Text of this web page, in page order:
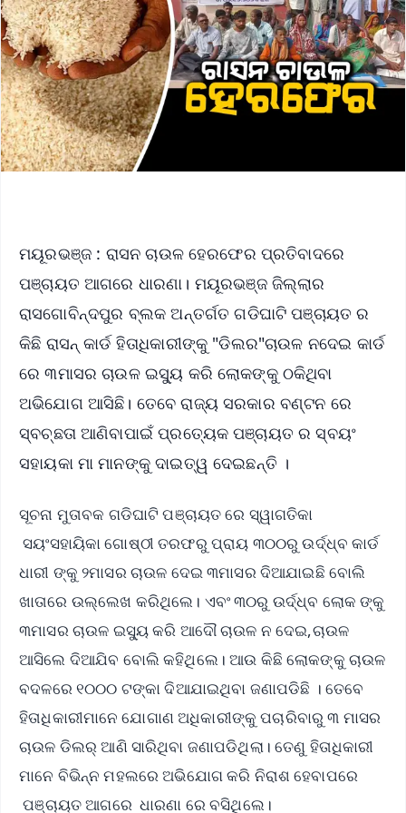
ମୟୂରଭଞ୍ଜ : ରାସନ ଚାଉଳ ହେରଫେର ପ୍ରତିବାଦରେ
ପଞ୍ଚାୟତ ଆଗରେ ଧାରଣା। ମୟୂରଭଞ୍ଜ ଜିଲ୍ଲାର
ରାସଗୋବିନ୍ଦପୁର ବ୍ଲକ ଅନ୍ତର୍ଗତ ଗଡିଘାଟି ପଞ୍ଚାୟତ ର
କିଛି ରାସନ୍ କାର୍ଡ ହିତାଧିକାରୀଙ୍କୁ "ଡିଲର"ଚାଉଳ ନଦେଇ କାର୍ଡ
ରେ ୩ମାସର ଚାଉଳ ଇସ୍ୟୁ କରି ଲୋକଙ୍କୁ ଠକିଥିବା
ଅଭିଯୋଗ ଆସିଛି। ତେବେ ରାଜ୍ୟ ସରକାର ବଣ୍ଟନ ରେ
ସ୍ବଚ୍ଛତା ଆଣିବାପାଇଁ ପ୍ରତ୍ୟେକ ପଞ୍ଚାୟତ ର ସ୍ବୟଂ
ସହାୟକା ମା ମାନଙ୍କୁ ଦାଇତ୍ୱ ଦେଇଛନ୍ତି ।
ସୂଚନା ମୁତାବକ ଗଡିଘାଟି ପଞ୍ଚାୟତ ରେ ସ୍ୱାଗତିକା
ସୟଂସହାୟିକା ଗୋଷ୍ଠୀ ତରଫରୁ ପ୍ରାୟ ୩୦୦ରୁ ଉର୍ଦ୍ଧ୍ବ କାର୍ଡ
ଧାରୀ ଙ୍କୁ ୨ମାସର ଚାଉଳ ଦେଇ ୩ମାସର ଦିଆଯାଇଛି ବୋଲି
ଖାତାରେ ଉଲ୍ଲେଖ କରିଥିଲେ। ଏବଂ ୩୦ରୁ ଉର୍ଦ୍ଧ୍ବ ଲୋକ ଙ୍କୁ
୩ମାସର ଚାଉଳ ଇସ୍ୟୁ କରି ଆଦୌ ଚାଉଳ ନ ଦେଇ,ଚାଉଳ
ଆସିଲେ ଦିଆଯିବ ବୋଲି କହିଥିଲେ। ଆଉ କିଛି ଲୋକଙ୍କୁ ଚାଉଳ
ବଦଳରେ ୧୦୦୦ ଟଙ୍କା ଦିଆଯାଇଥିବା ଜଣାପଡିଛି । ତେବେ
ହିତାଧିକାରୀମାନେ ଯୋଗାଣ ଅଧିକାରୀଙ୍କୁ ପଚାରିବାରୁ ୩ ମାସର
ଚାଉଳ ଡିଲର୍ ଆଣି ସାରିଥିବା ଜଣାପଡିଥିଲା। ତେଣୁ ହିତାଧିକାରୀ
ମାନେ ବିଭିନ୍ନ ମହଲରେ ଅଭିଯୋଗ କରି ନିରାଶ ହେବାପରେ
ପଞ୍ଚାୟତ ଆଗରେ ଧାରଣା ରେ ବସିଥିଲେ।